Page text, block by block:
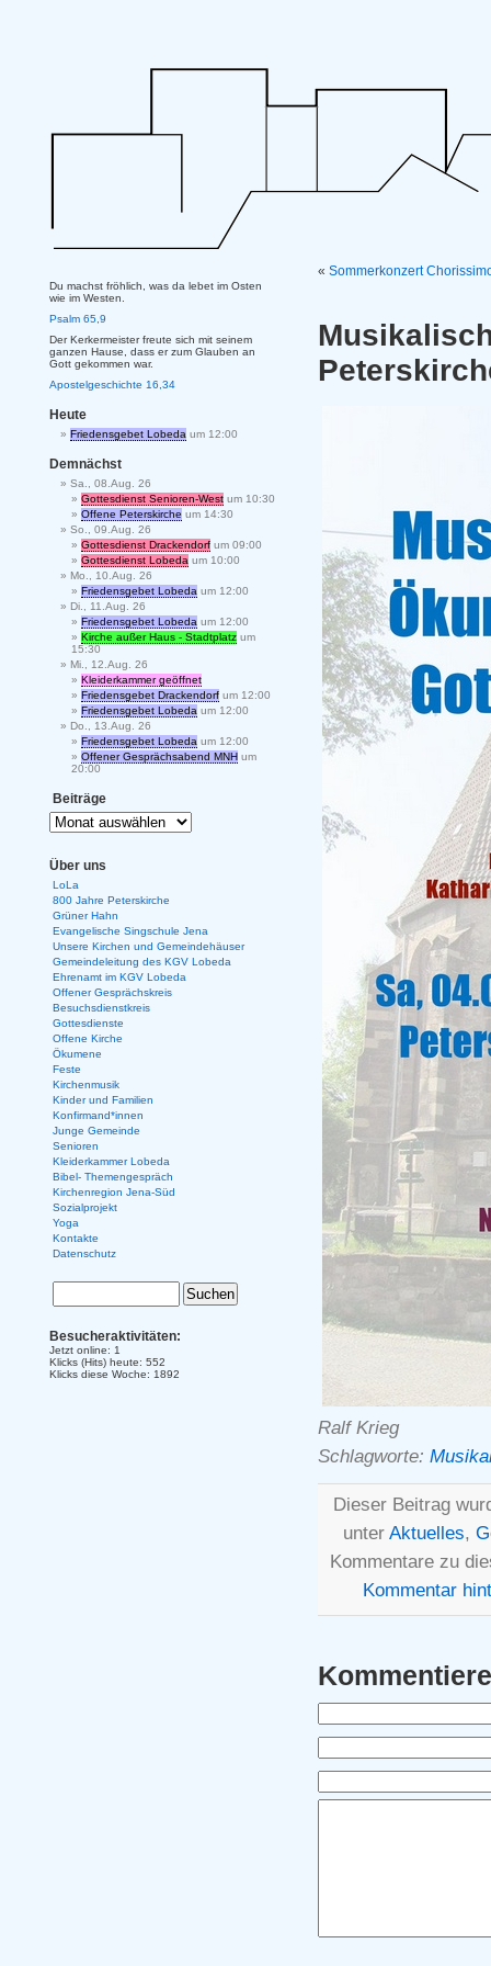
« Sommerkonzert
Ralf Krieg
Schlagworte:
Dieser Beitrag
unter Aktuelles,
Kommentare zu
Kommentar
Du machst fröhlich, was da lebet im Osten
wie im Westen.
Psalm 65,9
Der Kerkermeister freute sich mit seinem
ganzen Hause, dass er zum Glauben an
Gott gekommen war.
Apostelgeschichte 16,34
Heute
Friedensgebet Lobeda um 12:00
Demnächst
Sa., 08.Aug. 26
Gottesdienst Senioren-West um 10:30
Offene Peterskirche um 14:30
So., 09.Aug. 26
Gottesdienst Drackendorf um 09:00
Gottesdienst Lobeda um 10:00
Mo., 10.Aug. 26
Friedensgebet Lobeda um 12:00
Di., 11.Aug. 26
Friedensgebet Lobeda um 12:00
Kirche außer Haus - Stadtplatz um
15:30
Mi., 12.Aug. 26
Kleiderkammer geöffnet
Friedensgebet Drackendorf um 12:00
Friedensgebet Lobeda um 12:00
Do., 13.Aug. 26
Friedensgebet Lobeda um 12:00
Offener Gesprächsabend MNH um
20:00
Beiträge
Über uns
LoLa
800 Jahre Peterskirche
Grüner Hahn
Evangelische Singschule Jena
Unsere Kirchen und Gemeindehäuser
Gemeindeleitung des KGV Lobeda
Ehrenamt im KGV Lobeda
Offener Gesprächskreis
Besuchsdienstkreis
Gottesdienste
Offene Kirche
Ökumene
Feste
Kirchenmusik
Kinder und Familien
Konfirmand*innen
Junge Gemeinde
Senioren
Kleiderkammer Lobeda
Bibel- Themengespräch
Kirchenregion Jena-Süd
Sozialprojekt
Yoga
Kontakte
Datenschutz
Besucheraktivitäten:
Jetzt online: 1
Klicks (Hits) heute: 552
Klicks diese Woche: 1892